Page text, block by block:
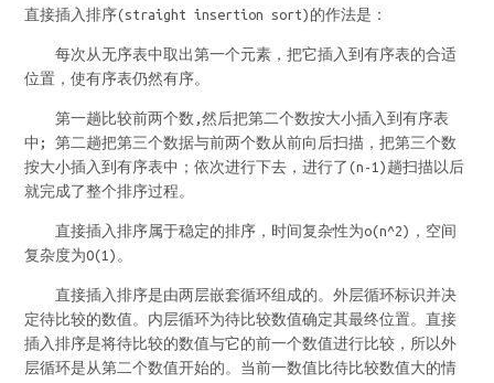
直接插入排序(straight insertion sort)的作法是：
每次从无序表中取出第一个元素，把它插入到有序表的合适
位置，使有序表仍然有序。
第一趟比较前两个数,然后把第二个数按大小插入到有序表
中; 第二趟把第三个数据与前两个数从前向后扫描，把第三个数
按大小插入到有序表中；依次进行下去，进行了(n-1)趟扫描以后
就完成了整个排序过程。
直接插入排序属于稳定的排序，时间复杂性为o(n^2)，空间
复杂度为O(1)。
直接插入排序是由两层嵌套循环组成的。外层循环标识并决
定待比较的数值。内层循环为待比较数值确定其最终位置。直接
插入排序是将待比较的数值与它的前一个数值进行比较，所以外
层循环是从第二个数值开始的。当前一数值比待比较数值大的情